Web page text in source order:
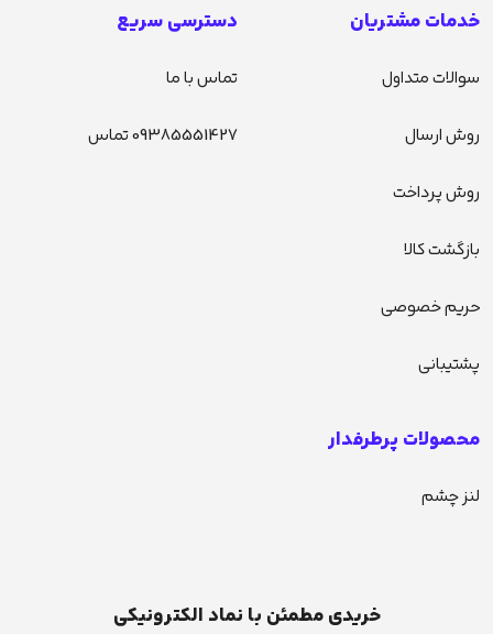
خدمات مشتریان
سوالات متداول
روش ارسال
روش پرداخت
بازگشت کالا
حریم خصوصی
پشتیبانی
دسترسی سریع
تماس با ما
09385551427 تماس
محصولات پرطرفدار
لنز چشم
خریدی مطمئن با نماد الکترونیکی